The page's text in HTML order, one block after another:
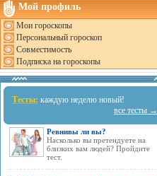
Мой профиль
Мои гороскопы
Персональный гороскоп
Совместимость
Подписка на гороскопы
Тесты: каждую неделю новый!
все тесты →
Ревнивы ли вы?
Насколько вы претендуете на
близких вам людей? Пройдите
тест.